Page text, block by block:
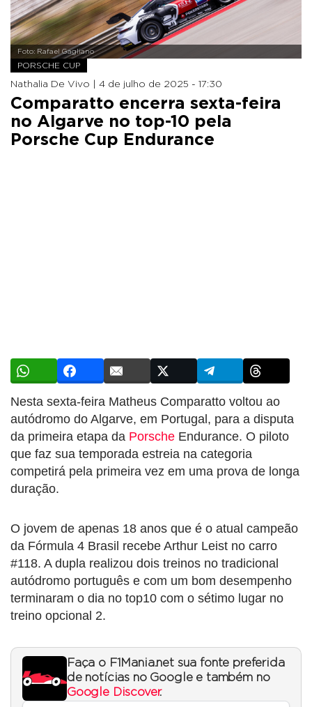
Foto: Rafael Gagliano
PORSCHE CUP
Nathalia De Vivo | 4 de julho de 2025 - 17:30
Comparatto encerra sexta-feira
no Algarve no top-10 pela
Porsche Cup Endurance
Nesta sexta-feira Matheus Comparatto voltou ao
autódromo do Algarve, em Portugal, para a disputa
da primeira etapa da Porsche Endurance. O piloto
que faz sua temporada estreia na categoria
competirá pela primeira vez em uma prova de longa
duração.
O jovem de apenas 18 anos que é o atual campeão
da Fórmula 4 Brasil recebe Arthur Leist no carro
#118. A dupla realizou dois treinos no tradicional
autódromo português e com um bom desempenho
terminaram o dia no top10 com o sétimo lugar no
treino opcional 2.
Faça o F1Mania.net sua fonte preferida
de notícias no Google e também no
Google Discover.